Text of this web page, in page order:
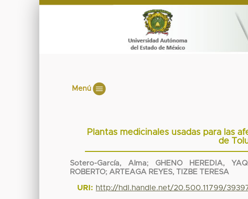
Menú
Plantas medicinales usadas para las
de
Sotero-García, Alma; GHENO HEREDIA,
ROBERTO; ARTEAGA REYES, TIZBE TERESA
URI: http://hdl.handle.net/20.500.11799/